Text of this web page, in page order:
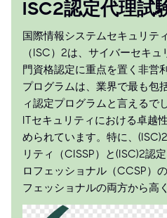
ISC2認定代理試
国際情報システムセキュリテ
（ISC）²は、サイバーセキ
門資格認定に重点を置く非営
プログラムは、業界で最も包
ィ認定プログラムと言えるで
ITセキュリティにおける卓越
められています。特に、
リティ（CISSP）と(ISC)²認
ロフェッショナル（CCSP）
フェッショナルの両方から高